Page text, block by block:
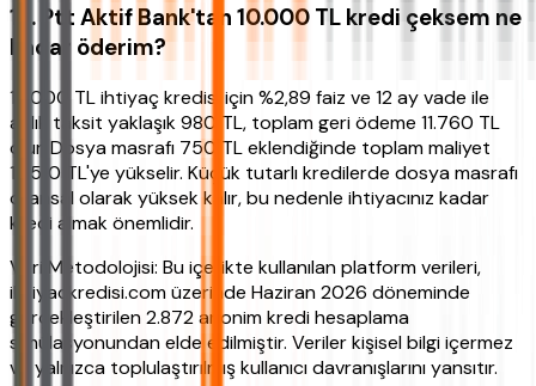
12. Ptt Aktif Bank'tan 10.000 TL kredi çeksem ne
kadar öderim?
10.000 TL ihtiyaç kredisi için %2,89 faiz ve 12 ay vade ile
aylık taksit yaklaşık 980 TL, toplam geri ödeme 11.760 TL
olur. Dosya masrafı 750 TL eklendiğinde toplam maliyet
12.510 TL'ye yükselir. Küçük tutarlı kredilerde dosya masrafı
oransal olarak yüksek kalır, bu nedenle ihtiyacınız kadar
kredi almak önemlidir.
Veri Metodolojisi: Bu içerikte kullanılan platform verileri,
ihtiyackredisi.com üzerinde Haziran 2026 döneminde
gerçekleştirilen 2.872 anonim kredi hesaplama
simülasyonundan elde edilmiştir. Veriler kişisel bilgi içermez
ve yalnızca toplulaştırılmış kullanıcı davranışlarını yansıtır.